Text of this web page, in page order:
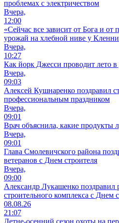
проблемах с электричеством
Вчера,
12:00
«Сейчас все зависит от Бога и от
урожай на хлебной ниве у
Вчера,
10:27
Как йорк Джесси проводит лето в
Вчера,
09:03
Алексей Кушнаренко поздравил
профессиональным праздником
Вчера,
09:01
Врач объяснила, какие продукты
Вчера,
09:01
Глава Смолевичского района
ветеранов с Днем строителя
Вчера,
09:00
Александр Лукашенко поздравил
строительного комплекса с Днем
08.08.26
21:07
Летне-осенний сезон охоты на